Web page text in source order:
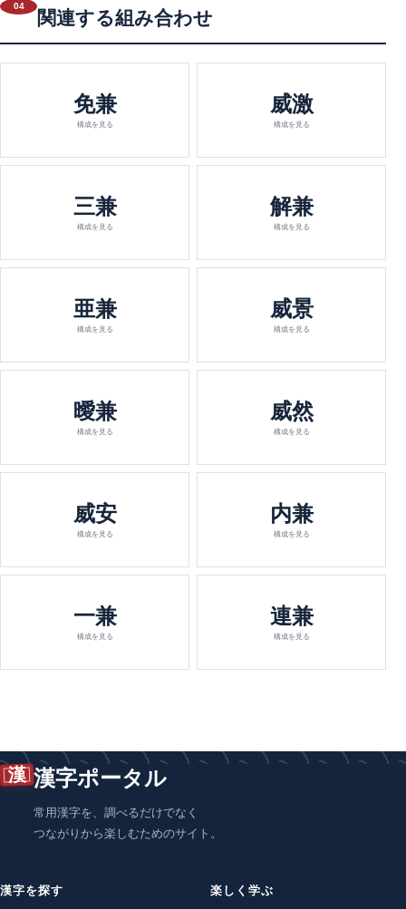
04
関連する組み合わせ
免兼
構成を見る
威激
構成を見る
三兼
構成を見る
解兼
構成を見る
亜兼
構成を見る
威景
構成を見る
曖兼
構成を見る
威然
構成を見る
威安
構成を見る
内兼
構成を見る
一兼
構成を見る
連兼
構成を見る
漢 漢字ポータル
常用漢字を、調べるだけでなく
つながりから楽しむためのサイト。
漢字を探す 楽しく学ぶ